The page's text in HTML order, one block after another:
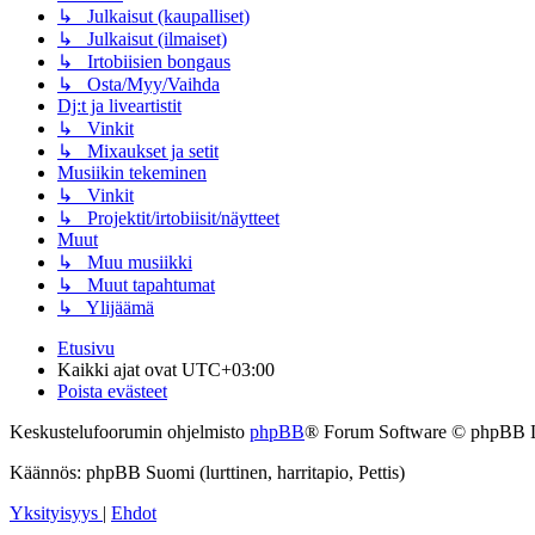
↳ Julkaisut (kaupalliset)
↳ Julkaisut (ilmaiset)
↳ Irtobiisien bongaus
↳ Osta/Myy/Vaihda
Dj:t ja liveartistit
↳ Vinkit
↳ Mixaukset ja setit
Musiikin tekeminen
↳ Vinkit
↳ Projektit/irtobiisit/näytteet
Muut
↳ Muu musiikki
↳ Muut tapahtumat
↳ Ylijäämä
Etusivu
Kaikki ajat ovat UTC+03:00
Poista evästeet
Keskustelufoorumin ohjelmisto phpBB® Forum Software © phpBB
Käännös: phpBB Suomi (lurttinen, harritapio, Pettis)
Yksityisyys | Ehdot